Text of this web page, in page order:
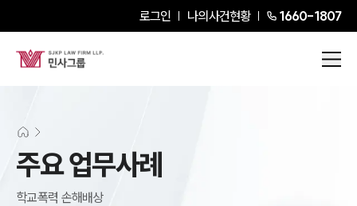
로그인 나의사건현황 1660-1807
주요 업무사례
학교폭력 손해배상